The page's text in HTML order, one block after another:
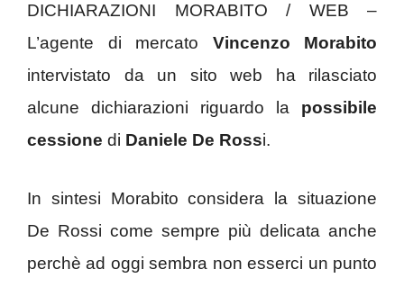
DICHIARAZIONI MORABITO / WEB –
L’agente di mercato Vincenzo Morabito
intervistato da un sito web ha rilasciato
alcune dichiarazioni riguardo la possibile
cessione di Daniele De Rossi.
In sintesi Morabito considera la situazione
De Rossi come sempre più delicata anche
perchè ad oggi sembra non esserci un punto